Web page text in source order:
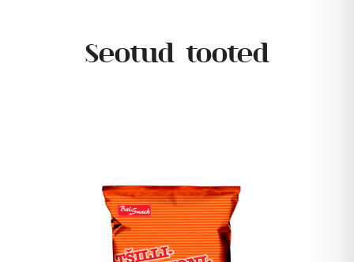
Seotud tooted